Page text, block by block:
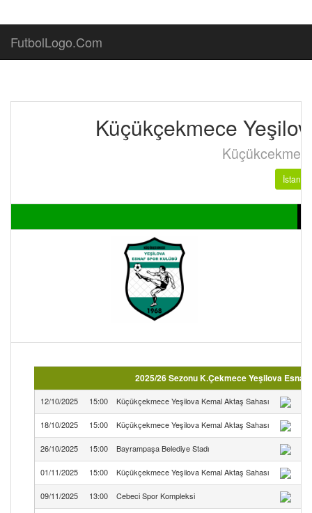
FutbolLogo.Com
Küçükçekmece
İstanbul
2025/26 Sezonu K.Çekmece Yeşilova
12/10/2025 15:00 Küçükçekmece Yeşilova Kemal Aktaş Sahası
18/10/2025 15:00 Küçükçekmece Yeşilova Kemal Aktaş Sahası
26/10/2025 15:00 Bayrampaşa Belediye Stadı
01/11/2025 15:00 Küçükçekmece Yeşilova Kemal Aktaş Sahası
09/11/2025 13:00 Cebeci Spor Kompleksi